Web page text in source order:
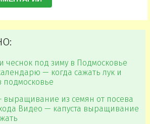
чеснок под зиму в Подмосковье
— когда сажать лук и
подмосковье
выращивание из семян от посева
Видео — капуста выращивание